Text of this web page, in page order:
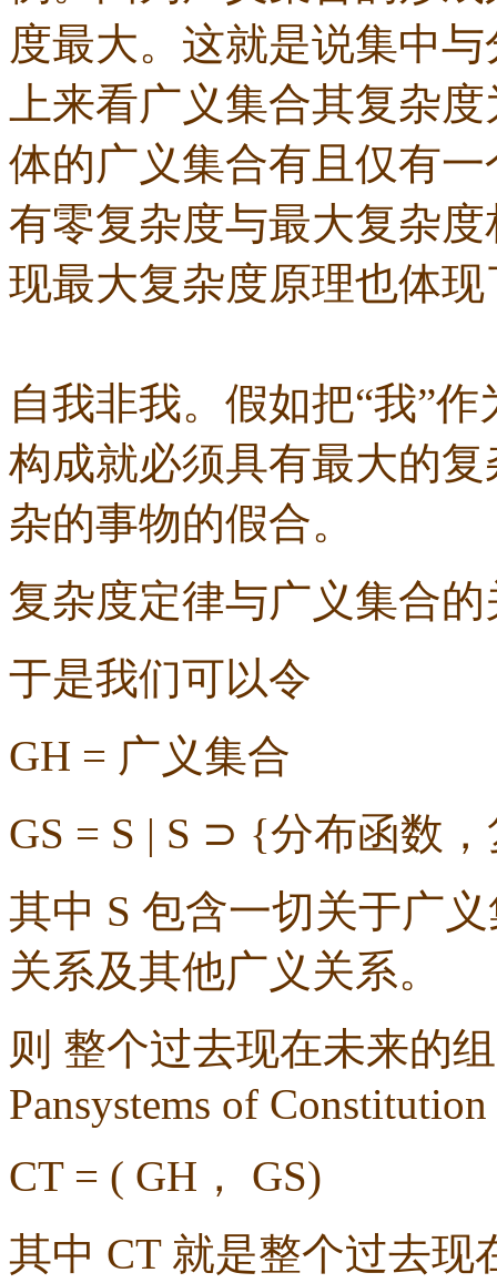
度最大。这就是说集中
上来看广义集合其复杂
体的广义集合有且仅有
有零复杂度与最大复杂
现最大复杂度原理也体
自我非我。假如把“我”作
构成就必须具有最大的复
杂的事物的假合。
复杂度定律与广义集合
于是我们可以令
GH = 广义集合
GS = S | S ⊃ {分布函数
其中 S 包含一切关于广
关系及其他广义关系。
则 整个过去现在未来的
Pansystems of
CT = ( GH ，
GS)
其中 CT 就是整个过去现